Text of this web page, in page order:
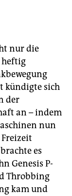
nur die
heftig
kündigte sich
der
an – indem
nun
es
Genesis P-
Throbbing
kam und